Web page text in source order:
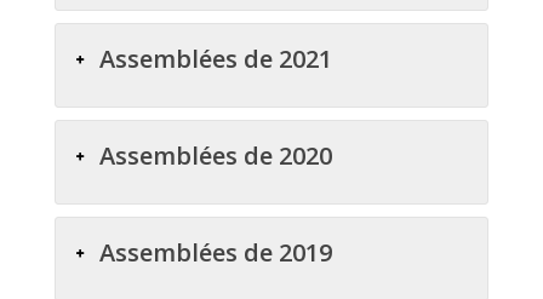
Assemblées de 2021
Assemblées de 2020
Assemblées de 2019